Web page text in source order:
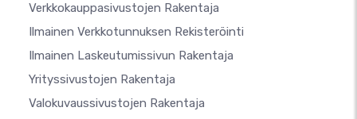
Verkkokauppasivustojen Rakentaja
Ilmainen Verkkotunnuksen Rekisteröinti
Ilmainen Laskeutumissivun Rakentaja
Yrityssivustojen Rakentaja
Valokuvaussivustojen Rakentaja